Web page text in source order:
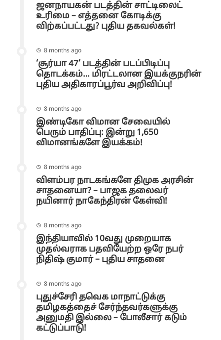
ஜனநாயகன் படத்தின் சாட்டிலைட்
உரிமை – எத்தனை கோடிக்கு
விற்கப்பட்டது? புதிய தகவல்கள்!
8 months ago
‘சூர்யா 47’ படத்தின் படப்பிடிப்பு
தொடக்கம்… மிரட்டலான இயக்குநரின்
புதிய அதிகாரப்பூர்வ அறிவிப்பு!
8 months ago
இண்டிகோ விமான சேவையில்
பெரும் பாதிப்பு: இன்று 1,650
விமானங்களே இயக்கம்!
8 months ago
விளம்பர நாடகங்களே திமுக அரசின்
சாதனையா? – பாஜக தலைவர்
நயினார் நாகேந்திரன் கேள்வி!
8 months ago
இந்தியாவில் 10வது முறையாக
முதல்வராக பதவியேற்ற ஒரே நபர்
நிதிஷ் குமார் – புதிய சாதனை
8 months ago
புதுச்சேரி தவெக மாநாட்டுக்கு
தமிழகத்தைச் சேர்ந்தவர்களுக்கு
அனுமதி இல்லை – போலீசார் கடும்
கட்டுப்பாடு!